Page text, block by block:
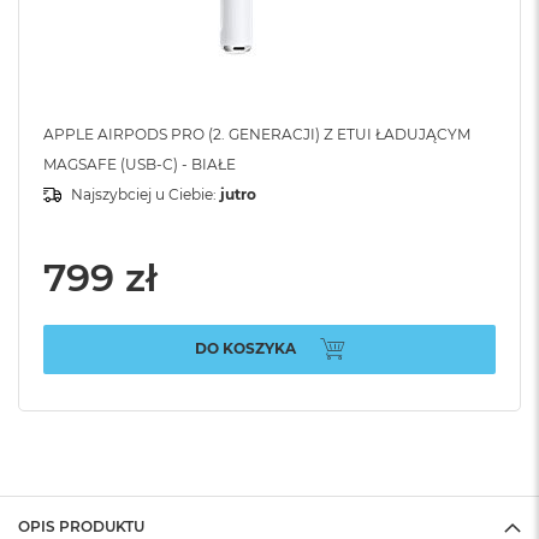
APPLE AIRPODS PRO (2. GENERACJI) Z ETUI ŁADUJĄCYM
MAGSAFE (USB-C) - BIAŁE
Najszybciej u Ciebie: jutro
799 zł
DO KOSZYKA
OPIS PRODUKTU